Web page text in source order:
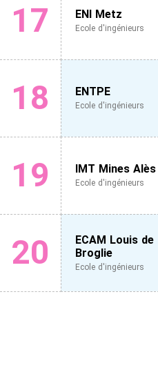
17 ENI Metz
Ecole d'ingénieurs
18 ENTPE
Ecole d'ingénieurs
19 IMT Mines Alès
Ecole d'ingénieurs
20
ECAM Louis de
Broglie
Ecole d'ingénieurs